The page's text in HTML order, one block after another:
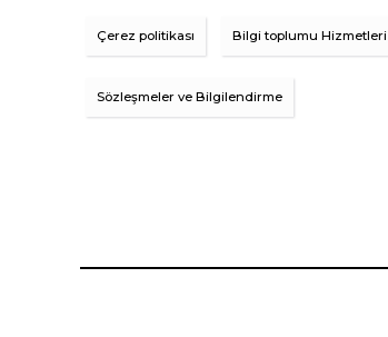
Çerez politikası Bilgi toplumu Hizmetleri
Sözleşmeler ve Bilgilendirme